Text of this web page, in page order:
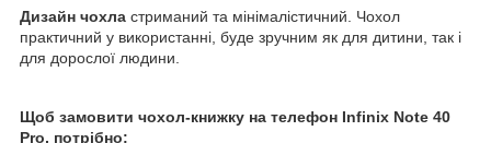
Дизайн чохла стриманий та мінімалістичний. Чохол
практичний у використанні, буде зручним як для дитини, так і
для дорослої людини.
Щоб замовити чохол-книжку на телефон Infinix Note 40
Pro, потрібно: